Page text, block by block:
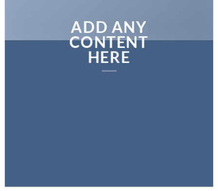
ADD ANY
CONTENT
HERE